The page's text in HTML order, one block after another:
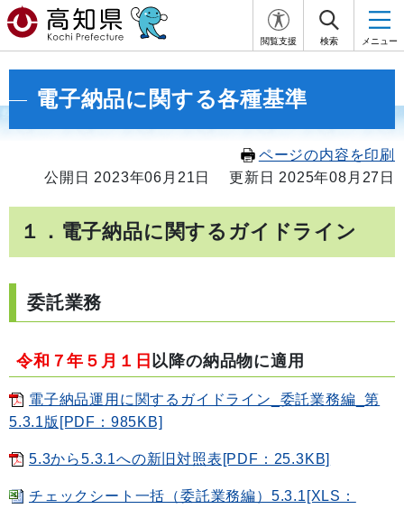
閲覧支援 検索 メニュー
電子納品に関する各種基準
ページの内容を印刷
公開日 2023年06月21日
更新日 2025年08月27日
１．電子納品に関するガイドライン
委託業務
令和７年５月１日 以降の納品物に適用
電子納品運用に関するガイドライン_委託業務編_第
5.3.1版[PDF：985KB]
5.3から5.3.1への新旧対照表[PDF：25.3KB]
チェックシート一括（委託業務編）5.3.1[XLS：